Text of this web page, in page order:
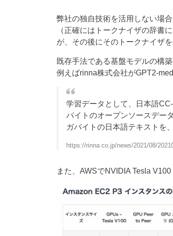
弊社の独自技術を活用しない場
（正確にはトークナイザの辞書
が、その後にそのトークナイザ
既存手法である基盤モデルの構
例えばrinna株式会社がGPT2-
学習データとして、日本語
バイトのオープンソースデー
ガバイトの日本語テキストを
https://rinna.co.jp/news/2021/08/
また、AWSでNVIDIA Tesla